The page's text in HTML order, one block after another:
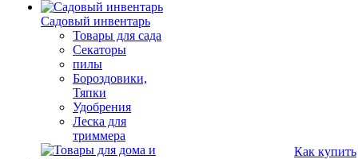
Садовый инвентарь
Товары для сада
Секаторы
пилы
Бороздовики,
Тяпки
Удобрения
Леска для
триммера
Как купить